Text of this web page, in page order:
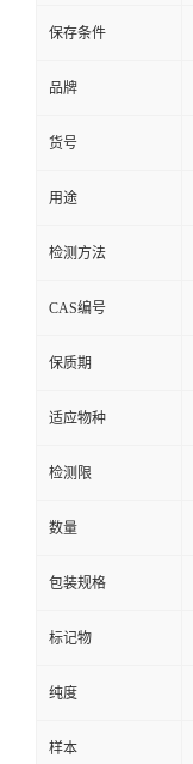
保存条件
品牌
货号
用途
检测方法
CAS编号
保质期
适应物种
检测限
数量
包装规格
标记物
纯度
样本